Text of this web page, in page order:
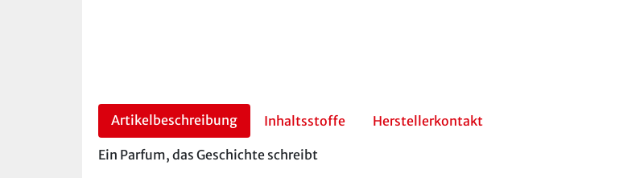
Artikelbeschreibung Inhaltsstoffe Herstellerkontakt
Ein Parfum, das Geschichte schreibt